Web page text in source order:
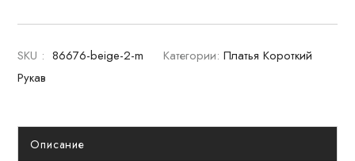
SKU : 86676-beige-2-m Категории: Платья Короткий
Рукав
Описание